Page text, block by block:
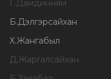
Г.Дамдинням
Б.Дэлгэрсайхан
Х.Жангабыл
Д.Жаргалсайхан